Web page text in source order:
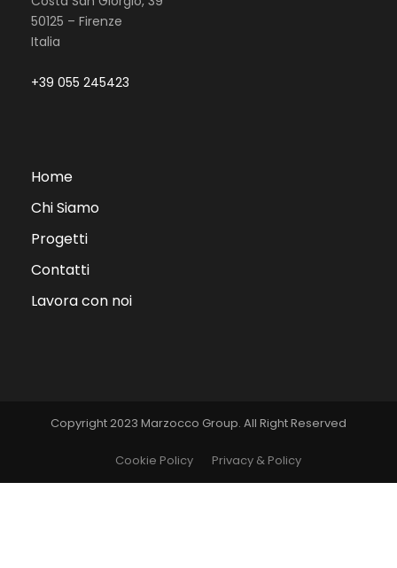
50125 – Firenze
Italia
+39 055 245423
Home
Chi Siamo
Progetti
Contatti
Lavora con noi
Copyright 2023 Marzocco Group. All Right Reserved
Cookie Policy Privacy & Policy